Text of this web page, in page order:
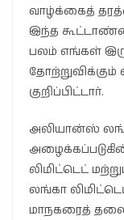
வாழ்க்கைத்
இந்த
பலம் எங்கள்
தோற்றுவிக்கும்
குறிப்பிட்டார்.
அலியான்ஸ்
லிமிட்டெட்
லங்கா
மாநகரைத்